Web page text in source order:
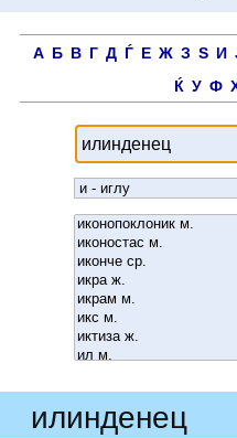
А Б В Г Д Ѓ Е Ж З Ѕ И
Ќ У Ф
илинденец